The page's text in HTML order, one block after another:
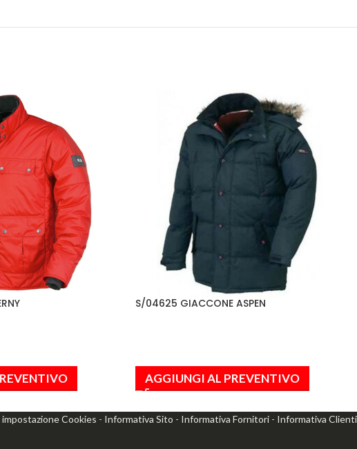
S/04625 GIACCONE ASPEN
AGGIUNGI AL PREVENTIVO
Cookies - Informativa Sito - Informativa Fornitori - Informativa Clienti